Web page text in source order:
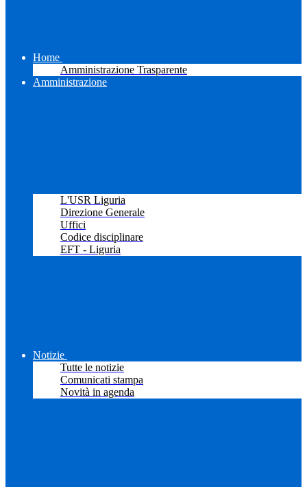
Home
Amministrazione Trasparente
Amministrazione
L'USR Liguria
Direzione Generale
Uffici
Codice disciplinare
EFT - Liguria
Notizie
Tutte le notizie
Comunicati stampa
Novità in agenda